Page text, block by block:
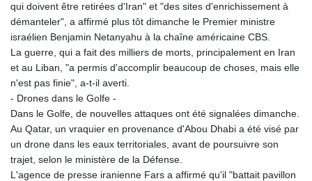
qui doivent être retirées d'Iran" et "des sites d'enrichissement à
démanteler", a affirmé plus tôt dimanche le Premier ministre
israélien Benjamin Netanyahu à la chaîne américaine CBS.
La guerre, qui a fait des milliers de morts, principalement en Iran
et au Liban, "a permis d'accomplir beaucoup de choses, mais elle
n'est pas finie", a-t-il averti.
- Drones dans le Golfe -
Dans le Golfe, de nouvelles attaques ont été signalées dimanche.
Au Qatar, un vraquier en provenance d'Abou Dhabi a été visé par
un drone dans les eaux territoriales, avant de poursuivre son
trajet, selon le ministère de la Défense.
L'agence de presse iranienne Fars a affirmé qu'il "battait pavillon